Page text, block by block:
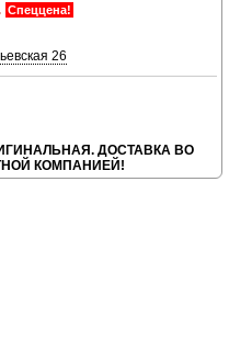
Спеццена!
26
ДОСТАВКА ВО
КОМПАНИЕЙ!